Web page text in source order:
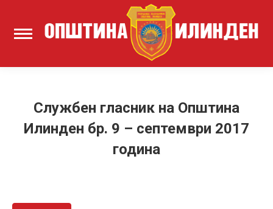
Службен гласник на Општина
Илинден бр. 9 – септември 2017
година